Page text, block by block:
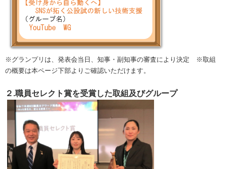
※グランプリは、発表会当日、知事・副知事の審査により決定 ※取組
の概要は本ページ下部よりご確認いただけます。
２.職員セレクト賞を受賞した取組及びグループ